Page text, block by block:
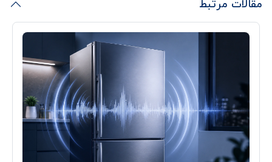
مقالات مرتبط